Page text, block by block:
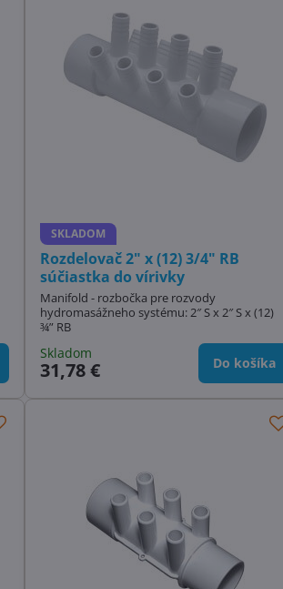
SKLADOM
Rozdelovač 2" x (12) 3/4" RB
súčiastka do vírivky
Manifold - rozbočka pre rozvody
hydromasážneho systému: 2″ S x 2″ S x (12)
¾” RB
Skladom
31,78 € Do košíka